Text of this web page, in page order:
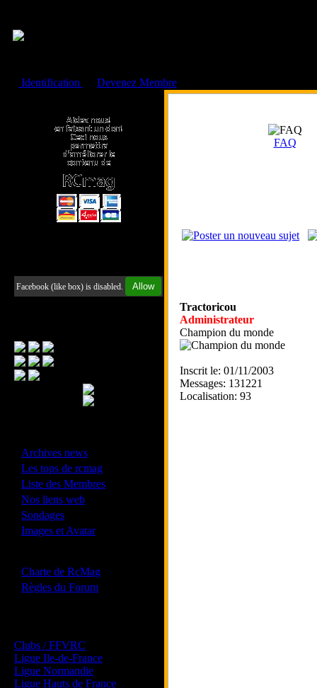
Identification
Devenez Membre
Facebook (like box) is disabled. Allow
Archives news
Les tops de rcmag
Liste des Membres
Nos liens web
Sondages
Images et Avatar
Charte de RcMag
Règles du Forum
Clubs / FFVRC
Ligue Ile-de-France
Ligue Normandie
Ligue Hauts de France
FAQ
Tractoricou
Administrateur
Champion du monde
Inscrit le: 01/11/2003
Messages: 131221
Localisation: 93